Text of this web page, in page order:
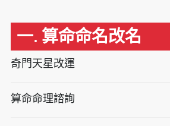
一. 算命命名改名
奇門天星改運
算命命理諮詢